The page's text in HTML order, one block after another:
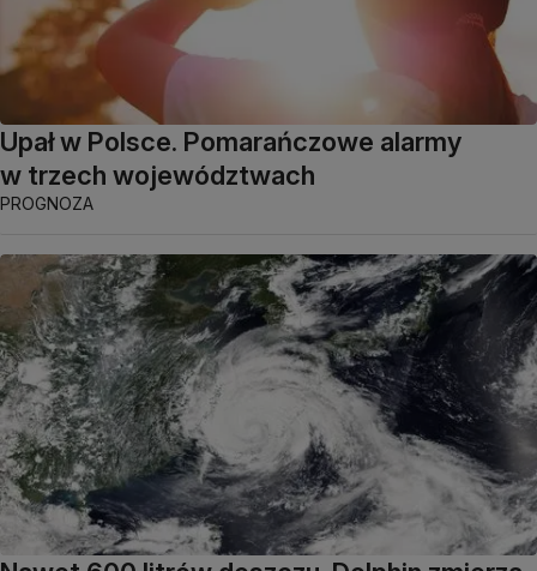
Upał w Polsce. Pomarańczowe alarmy
w trzech województwach
PROGNOZA